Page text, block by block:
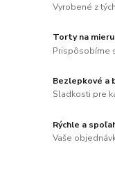
Vyrobené z
Torty na
Prispôsobíme
Bezlepkové a
Sladkosti pre
Rýchle a
Vaše